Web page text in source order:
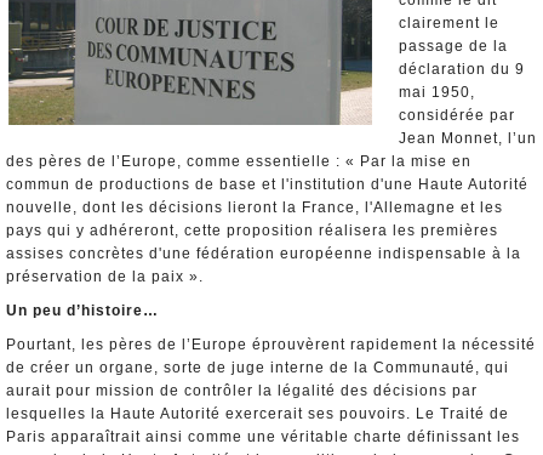
clairement le
passage de la
déclaration du 9
mai 1950,
considérée par
Jean Monnet, l’un
des pères de l’Europe, comme essentielle : « Par la mise en
commun de productions de base et l'institution d'une Haute Autorité
nouvelle, dont les décisions lieront la France, l'Allemagne et les
pays qui y adhéreront, cette proposition réalisera les premières
assises concrètes d'une fédération européenne indispensable à la
préservation de la paix ».
Un peu d’histoire…
Pourtant, les pères de l’Europe éprouvèrent rapidement la nécessité
de créer un organe, sorte de juge interne de la Communauté, qui
aurait pour mission de contrôler la légalité des décisions par
lesquelles la Haute Autorité exercerait ses pouvoirs. Le Traité de
Paris apparaîtrait ainsi comme une véritable charte définissant les